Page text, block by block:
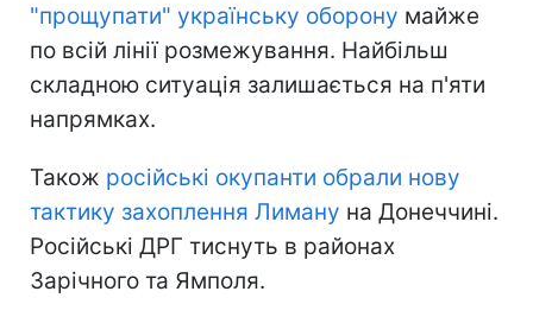
"прощупати" українську оборону майже
по всій лінії розмежування. Найбільш
складною ситуація залишається на п'яти
напрямках.
Також російські окупанти обрали нову
тактику захоплення Лиману на Донеччині.
Російські ДРГ тиснуть в районах
Зарічного та Ямполя.